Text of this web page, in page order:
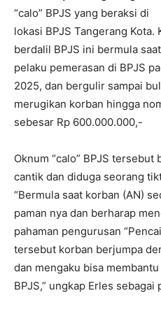
“calo” BPJS yang beraksi di
lokasi BPJS Tangerang Kota.
berdalil BPJS ini bermula
pelaku pemerasan di BPJS
2025, dan bergulir sampai
merugikan korban hingga
sebesar Rp 600.000.000,-
Oknum “calo” BPJS tersebut
cantik dan diduga seorang
“Bermula saat korban (AN)
paman nya dan berharap
pahaman pengurusan
tersebut korban berjumpa
dan mengaku bisa
BPJS,” ungkap Erles sebagai